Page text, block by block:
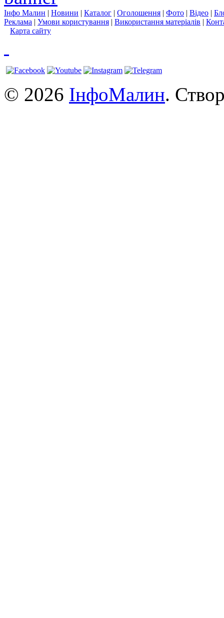
Інфо Малин | Новини | Каталог | Оголошення | Фото | Відео |
Реклама | Умови користування | Використання матеріалів |
Карта сайту
© 2026 ІнфоМалин.